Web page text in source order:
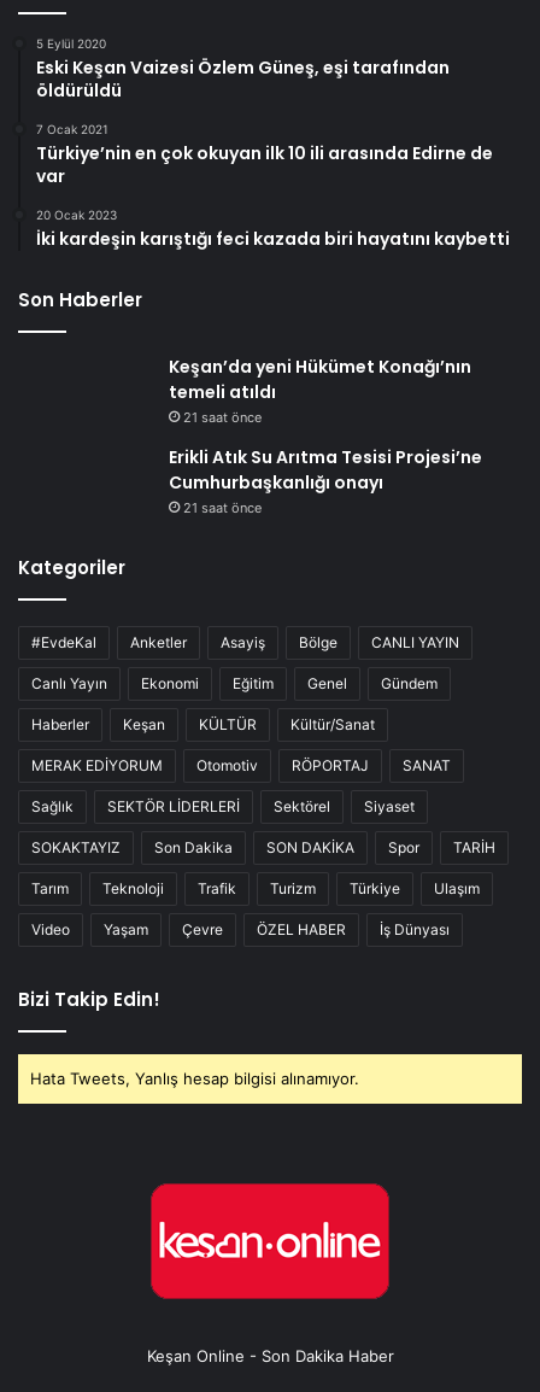
5 Eylül 2020
Eski Keşan Vaizesi Özlem Güneş, eşi tarafından
öldürüldü
7 Ocak 2021
Türkiye’nin en çok okuyan ilk 10 ili arasında Edirne de
var
20 Ocak 2023
İki kardeşin karıştığı feci kazada biri hayatını kaybetti
Son Haberler
Keşan’da yeni Hükümet Konağı’nın
temeli atıldı
21 saat önce
Erikli Atık Su Arıtma Tesisi Projesi’ne
Cumhurbaşkanlığı onayı
21 saat önce
Kategoriler
#EvdeKal Anketler Asayiş Bölge CANLI YAYIN
Canlı Yayın Ekonomi Eğitim Genel Gündem
Haberler Keşan KÜLTÜR Kültür/Sanat
MERAK EDİYORUM Otomotiv RÖPORTAJ SANAT
Sağlık SEKTÖR LİDERLERİ Sektörel Siyaset
SOKAKTAYIZ Son Dakika SON DAKİKA Spor TARİH
Tarım Teknoloji Trafik Turizm Türkiye Ulaşım
Video Yaşam Çevre ÖZEL HABER İş Dünyası
Bizi Takip Edin!
Hata Tweets, Yanlış hesap bilgisi alınamıyor.
Keşan Online - Son Dakika Haber